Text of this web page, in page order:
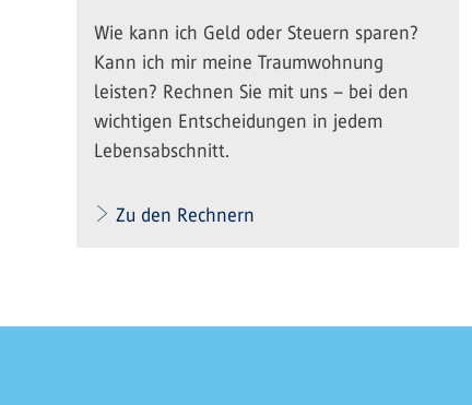
Wie kann ich Geld oder Steuern sparen?
Kann ich mir meine Traumwohnung
leisten? Rechnen Sie mit uns – bei den
wichtigen Entscheidungen in jedem
Lebensabschnitt.
Zu den Rechnern